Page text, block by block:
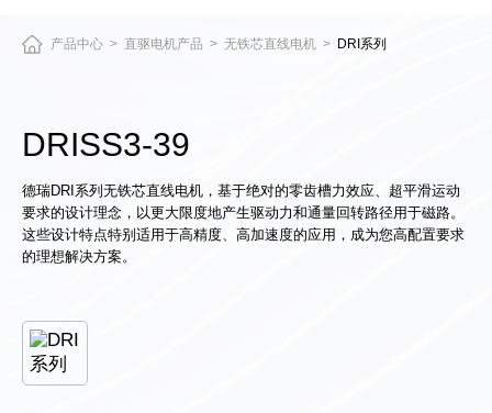
产品中心 > 直驱电机产品 > 无铁芯直线电机 > DRI系列
DRISS3-39
德瑞DRI系列无铁芯直线电机，基于绝对的零齿槽力效应、超平滑运动
要求的设计理念，以更大限度地产生驱动力和通量回转路径用于磁路。
这些设计特点特别适用于高精度、高加速度的应用，成为您高配置要求
的理想解决方案。